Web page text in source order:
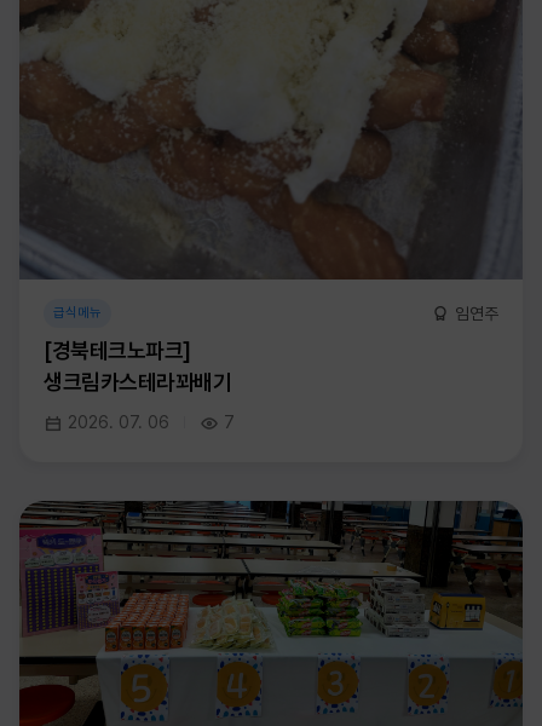
급식메뉴 임연주
[경북테크노파크]
생크림카스테라꽈배기
2026. 07. 06 7